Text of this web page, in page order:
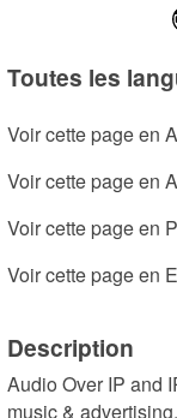
Toutes les
Voir cette page en
Voir cette page en
Voir cette page en
Voir cette page en
Description
Audio Over IP and
music &